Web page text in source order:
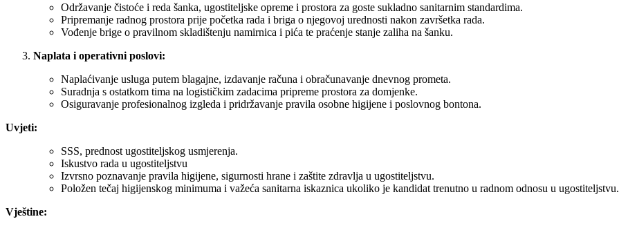
Održavanje čistoće i reda šanka, ugostiteljske opreme i prostora za goste sukladno sanitarnim standardima.
Pripremanje radnog prostora prije početka rada i briga o njegovoj urednosti nakon završetka rada.
Vođenje brige o pravilnom skladištenju namirnica i pića te praćenje stanje zaliha na šanku.
Naplata i operativni poslovi:
Naplaćivanje usluga putem blagajne, izdavanje računa i obračunavanje dnevnog prometa.
Suradnja s ostatkom tima na logističkim zadacima pripreme prostora za domjenke.
Osiguravanje profesionalnog izgleda i pridržavanje pravila osobne higijene i poslovnog bontona.
Uvjeti:
SSS, prednost ugostiteljskog usmjerenja.
Iskustvo rada u ugostiteljstvu
Izvrsno poznavanje pravila higijene, sigurnosti hrane i zaštite zdravlja u ugostiteljstvu.
Položen tečaj higijenskog minimuma i važeća sanitarna iskaznica ukoliko je kandidat trenutno u radnom odnosu u ugostiteljstvu.
Vještine: